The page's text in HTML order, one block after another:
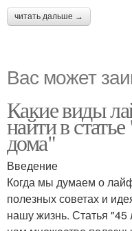
читать дальше →
Вас может
Какие виды
найти в
дома"
Введение
Когда мы думаем о
полезных советах и
нашу жизнь. Статья